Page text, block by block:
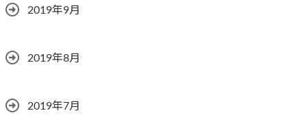
2019年9月
2019年8月
2019年7月